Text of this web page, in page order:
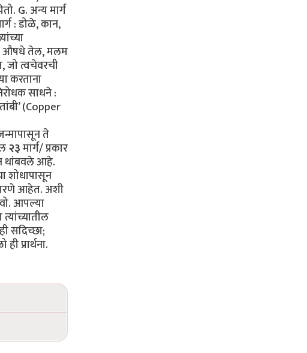
G. अन्य मार्ग
: डोळे, कान,
औषधे तेल, मलम
जो त्वचेवरची
करताना
साधने :
(Copper
ते
२३मार्ग/ प्रकार
थांबवले आहे.
शोधापासून
आहेत. अशी
आपल्या
सदिच्छा;
प्रार्थना.